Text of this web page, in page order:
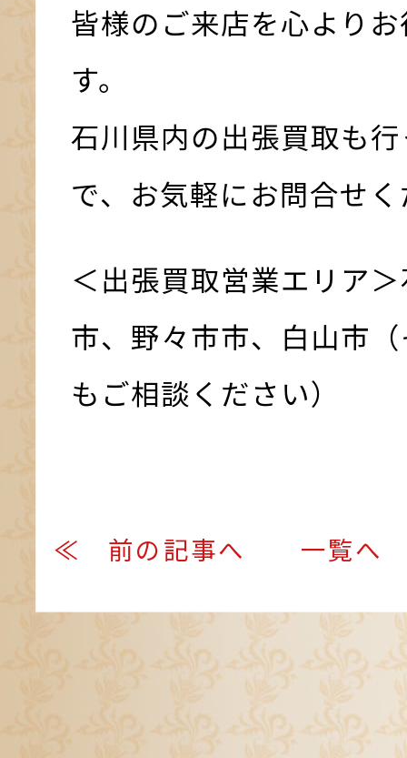
皆様のご来店を心より
す。
石川県内の出張買取も
で、お気軽にお問合せ
＜出張買取営業エリア
市、野々市市、白山市
もご相談ください）
≪ 前の記事へ 一覧へ